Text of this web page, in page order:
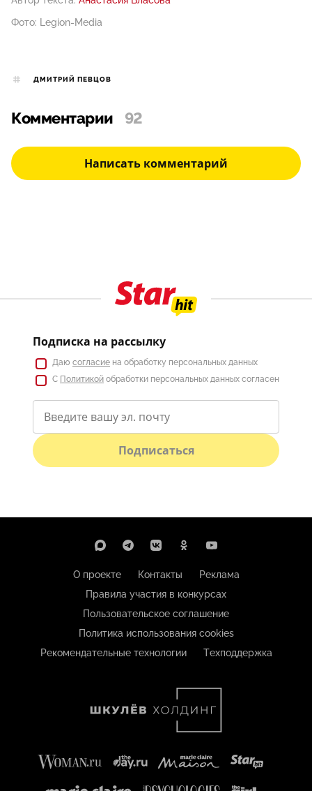
Фото: Legion-Media
ДМИТРИЙ ПЕВЦОВ
Комментарии 92
Написать комментарий
Подписка на рассылку
Даю согласие на обработку персональных данных
С Политикой обработки персональных данных согласен
Подписаться
О проекте Контакты
Реклама
Правила участия в конкурсах
Пользовательское соглашение
Политика использования cookies
Рекомендательные технологии
Техподдержка